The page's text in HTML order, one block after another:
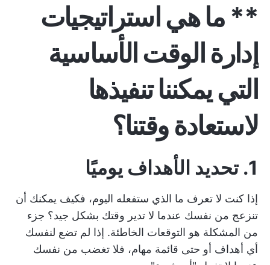
** ما هي استراتيجيات
إدارة الوقت الأساسية
التي يمكننا تنفيذها
لاستعادة وقتنا؟
1. تحديد الأهداف يوميًا
إذا كنت لا تعرف ما الذي ستفعله اليوم، فكيف يمكنك أن
تنزعج من نفسك عندما لا تدير وقتك بشكل جيد؟ جزء
من المشكلة هو التوقعات الخاطئة. إذا لم تضع لنفسك
أي أهداف أو حتى قائمة مهام، فلا تغضب من نفسك